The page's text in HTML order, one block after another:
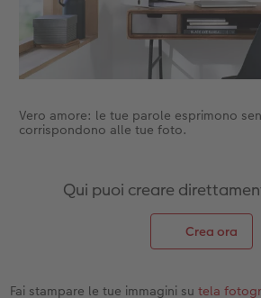
Vero amore: le tue parole esprimono
corrispondono alle tue foto.
Qui puoi creare
Crea ora
Fai stampare le tue immagini sutela